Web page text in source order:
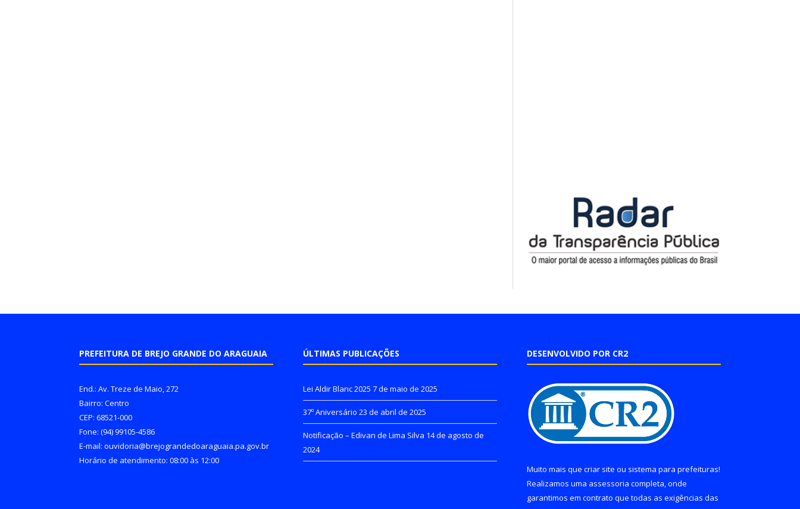
PREFEITURA DE BREJO GRANDE DO ARAGUAIA
End.: Av. Treze de Maio, 272
Bairro: Centro
CEP: 68521-000
Fone: (94) 99105-4586
E-mail: ouvidoria@brejograndedoaraguaia.pa.gov.br
Horário de atendimento: 08:00 às 12:00
ÚLTIMAS PUBLICAÇÕES
Lei Aldir Blanc 2025 7 de maio de 2025
37º Aniversário 23 de abril de 2025
Notificação – Edivan de Lima Silva 14 de agosto de
2024
DESENVOLVIDO POR CR2
Muito mais que criar site ou sistema para prefeituras!
Realizamos uma assessoria completa, onde
garantimos em contrato que todas as exigências das